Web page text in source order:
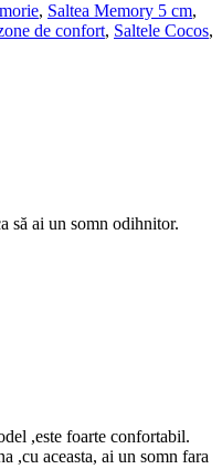
, Saltea Memory 5 cm,
de confort, Saltele Cocos,
să ai un somn odihnitor.
,este foarte confortabil.
,cu aceasta, ai un somn fara